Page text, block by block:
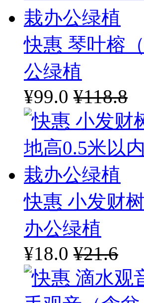
快惠 琴叶榕
公绿植
¥99.0 ¥118.8
快惠 小发财
办公绿植
¥18.0 ¥21.6